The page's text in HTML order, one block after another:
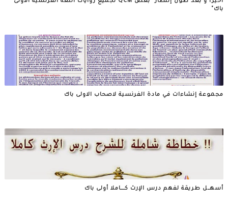
باك"
مجموعة إنشاءات في مادة الفرنسية لاصحاب الاولى باك
أسهــل طريقة لفهم درس الإرث كــــاملا أولى باك